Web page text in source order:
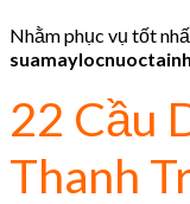
Nhằm phục vụ tốt
22 Cầu
Thanh